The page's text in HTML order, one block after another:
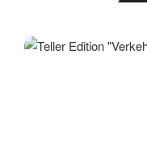
Teller Edition